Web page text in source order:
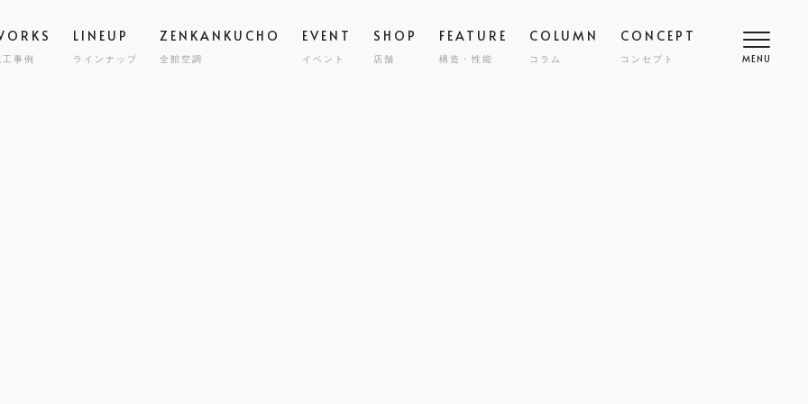
MENU
工事例
LINEUP
ラインナップ
ZENKANKUCHO
全館空調
EVENT
イベント
SHOP
店舗
FEATURE
構造・性能
COLUMN
コラム
CONCEPT
コンセプト